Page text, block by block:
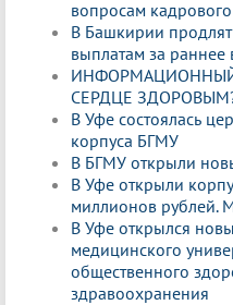
вопросам
В Башкирии
выплатам за
ИНФОРМАЦИОННЫЙ
СЕРДЦЕ
В Уфе состоялась
корпуса БГМУ
В БГМУ открыли
В Уфе открыли
миллионов рублей.
В Уфе открылся
медицинского
общественного
здравоохранения